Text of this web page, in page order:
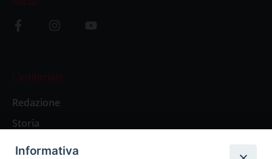
L’editoriale
Redazione
Storia
Informativa